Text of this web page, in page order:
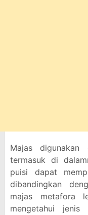
Majas digunakan
termasuk di
puisi dapat
dibandingkan
majas metafora
mengetahui